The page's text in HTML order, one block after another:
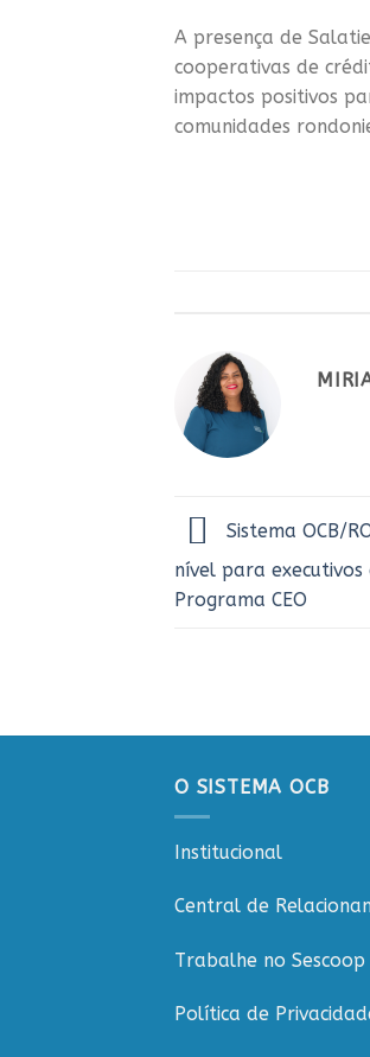
A presença de
cooperativas de
impactos positivos
comunidades
Sistema OCB/
nível para
Programa CEO
O SISTEMA OCB
Institucional
Central de
Trabalhe no Sescoop
Política de